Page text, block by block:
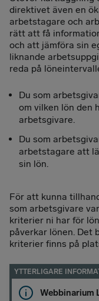
direktivet även en
arbetstagare och
rätt att få
och att jämföra sin
liknande
reda på
Du som
om vilken lön den
arbetsgivare.
Du som
arbetstagare att
sin lön.
För att kunna
som arbetsgivare
kriterier ni har för
påverkar lönen. Det
kriterier finns på
YTTERLIGARE
Webbinarium